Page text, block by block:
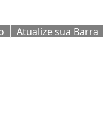
Atualize sua Barra